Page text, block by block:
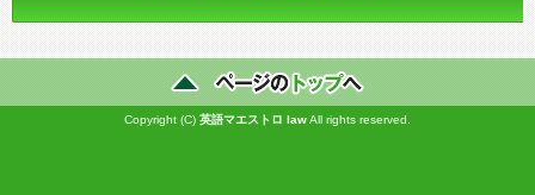
Copyright (C) 英語マエストロ lawAll rights reserved.